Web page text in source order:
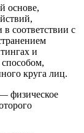
основе,
соответствии с
и
круга лиц.
физическое